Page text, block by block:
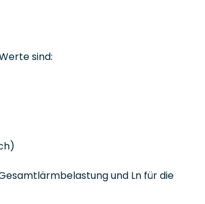
sind:
und Ln für die